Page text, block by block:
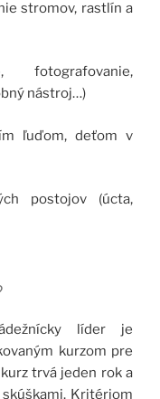
stromov, rastlín a
nástroj…)
ľuďom, deťom v
postojov (úcta,
líder je
kurzom pre
trvá jeden rok a
Kritériom